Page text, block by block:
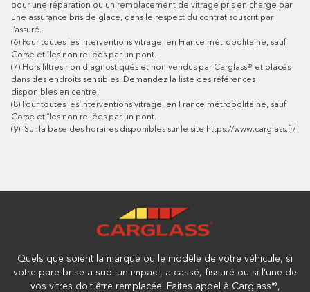
pour une réparation ou un remplacement de vitrage pris en charge par
une assurance bris de glace, dans le respect du contrat souscrit par
l’assuré.
(6) Pour toutes les interventions vitrage, en France métropolitaine, sauf
Corse et îles non reliées par un pont.
(7) Hors filtres non diagnostiqués et non vendus par Carglass® et placés
dans des endroits sensibles. Demandez la liste des références
disponibles en centre.
(8) Pour toutes les interventions vitrage, en France métropolitaine, sauf
Corse et îles non reliées par un pont.
(9) Sur la base des horaires disponibles sur le site https://www.carglass.fr/
Quels que soient la marque ou le modèle de votre véhicule, si
votre pare-brise a subi un impact, a cassé, fissuré ou si l’une de
vos vitres doit être remplacée: Faites appel à Carglass®,